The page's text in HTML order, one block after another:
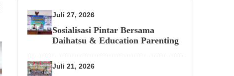
Juli 27, 2026
Sosialisasi Pintar Bersama
Daihatsu & Education Parenting
Juli 21, 2026